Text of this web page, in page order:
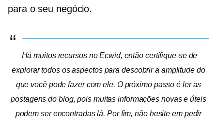
para o seu negócio.
Há muitos recursos no Ecwid, então certifique-se de
explorar todos os aspectos para descobrir a amplitude do
que você pode fazer com ele. O próximo passo é ler as
postagens do blog, pois muitas informações novas e úteis
podem ser encontradas lá. Por fim, não hesite em pedir